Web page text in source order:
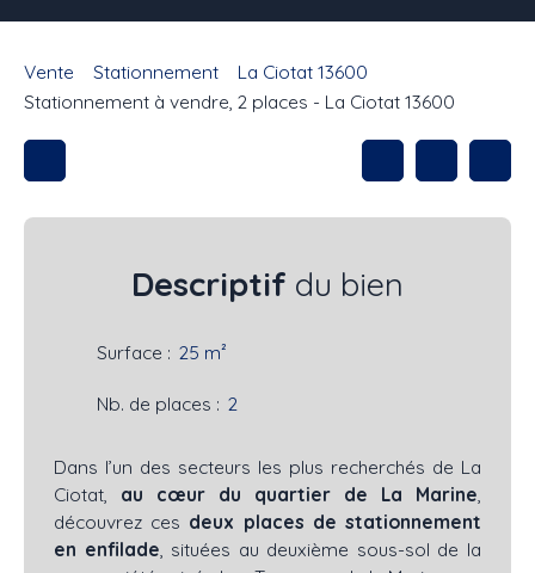
Vente Stationnement
La Ciotat 13600
Stationnement à vendre, 2 places - La Ciotat 13600
Descriptif du bien
Surface : 25 m²
Nb. de places : 2
Dans l’un des secteurs les plus recherchés de La
Ciotat, au cœur du quartier de La Marine
découvrez ces deux places de stationnement
en enfilade , situées au deuxième sous-sol de la